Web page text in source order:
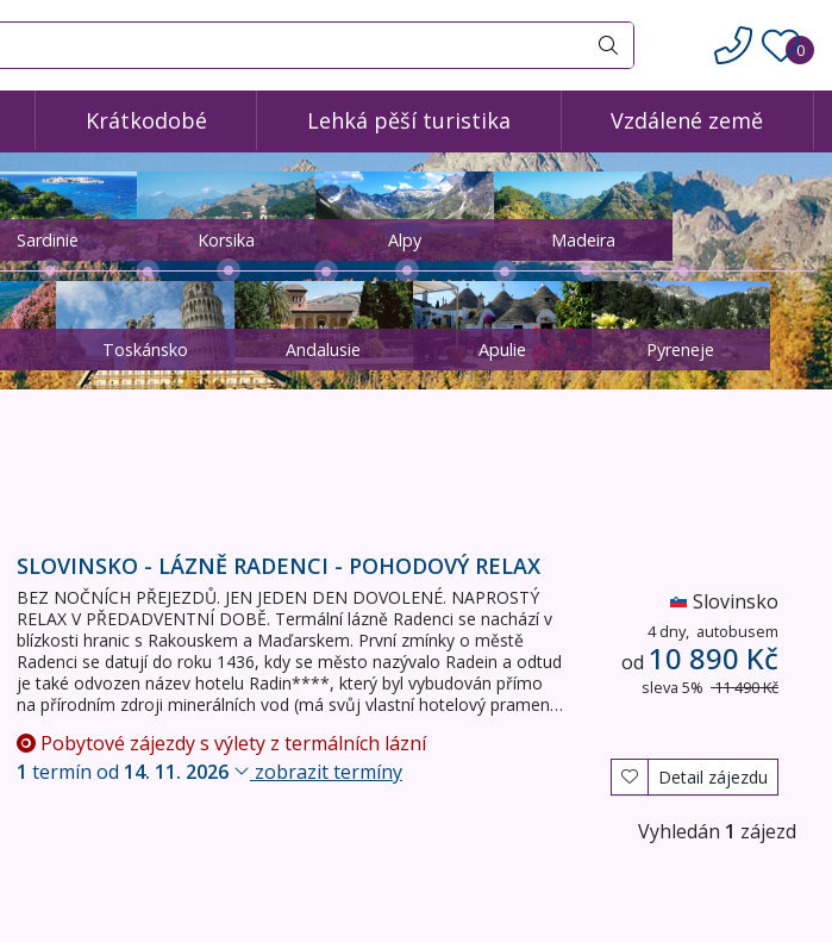
Vyhledat
0
Krátkodobé Lehká pěší turistika Vzdálené země
Sardinie Korsika Alpy Madeira
Toskánsko Andalusie Apulie Pyreneje
SLOVINSKO - LÁZNĚ RADENCI - POHODOVÝ RELAX
BEZ NOČNÍCH PŘEJEZDŮ. JEN JEDEN DEN DOVOLENÉ. NAPROSTÝ
RELAX V PŘEDADVENTNÍ DOBĚ. Termální lázně Radenci se nachází v
blízkosti hranic s Rakouskem a Maďarskem. První zmínky o městě
Radenci se datují do roku 1436, kdy se město nazývalo Radein a odtud
je také odvozen název hotelu Radin****, který byl vybudován přímo
na přírodním zdroji minerálních vod (má svůj vlastní hotelový pramen…
Slovinsko
4 dny, autobusem
od 10 890 Kč
sleva 5% 11 490 Kč
Pobytové zájezdy s výlety z termálních lázní
1 termín od 14. 11. 2026 zobrazit termíny Detail zájezdu
Vyhledán 1 zájezd